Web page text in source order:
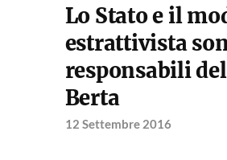
Lo Stato e il
estrattivista
responsabili
Berta
12 Settembre 2016